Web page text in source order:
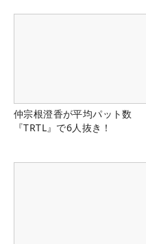
仲宗根澄香が平均パット数
『TRTL』で6人抜き！